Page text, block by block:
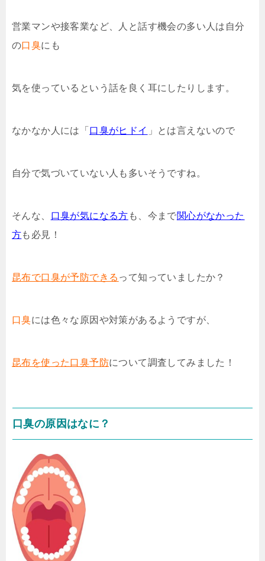
営業マンや接客業など、人と話す機会の多い人は自分
の口臭にも
気を使っているという話を良く耳にしたりします。
なかなか人には「 口臭がヒドイ 」とは言えないので
自分で気づいていない人も多いそうですね。
そんな、 口臭が気になる方 も、今まで関心がなかった
方も必見！
昆布で口臭が予防できる って知っていましたか？
口臭には色々な原因や対策があるようですが、
昆布を使った口臭予防について調査してみました！
口臭の原因はなに？